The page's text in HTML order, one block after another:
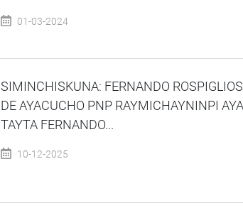
01-03-2024
SIMINCHISKUNA: FERNANDO
DE AYACUCHO PNP RAYMICHAYNINPI
TAYTA FERNANDO...
10-12-2025